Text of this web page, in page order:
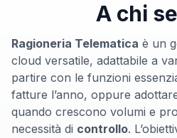
A chi
Ragioneria Telematica è un
cloud versatile, adattabile a
partire con le funzioni
fatture l’anno, oppure
quando crescono volumi e
necessità di controllo.